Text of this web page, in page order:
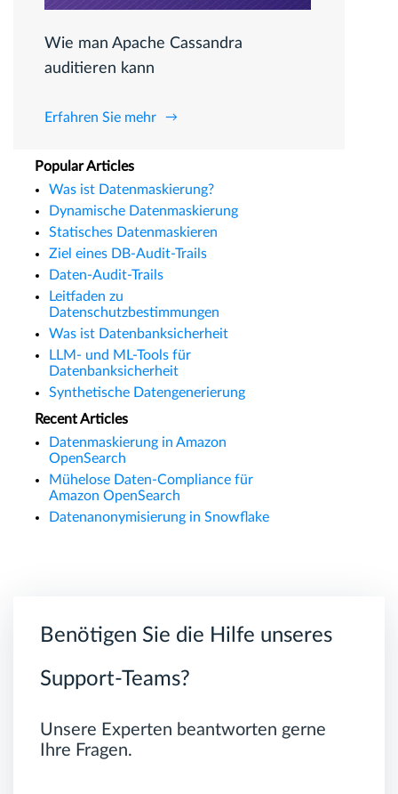
Wie man Apache Cassandra
auditieren kann
Erfahren Sie mehr
Popular Articles
Was ist Datenmaskierung?
Dynamische Datenmaskierung
Statisches Datenmaskieren
Ziel eines DB-Audit-Trails
Daten-Audit-Trails
Leitfaden zu
Datenschutzbestimmungen
Was ist Datenbanksicherheit
LLM- und ML-Tools für
Datenbanksicherheit
Synthetische Datengenerierung
Recent Articles
Datenmaskierung in Amazon
OpenSearch
Mühelose Daten-Compliance für
Amazon OpenSearch
Datenanonymisierung in Snowflake
Benötigen Sie die Hilfe unseres
Support-Teams?
Unsere Experten beantworten gerne
Ihre Fragen.